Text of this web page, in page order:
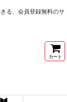
る、会員登録無料のサ
カート